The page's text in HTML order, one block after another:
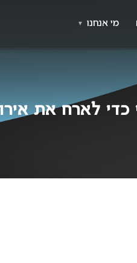
את אירוויזיון
מי אנחנו ▼